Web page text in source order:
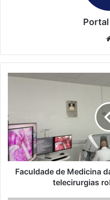
Faculdade de Medicina
telecirurgias